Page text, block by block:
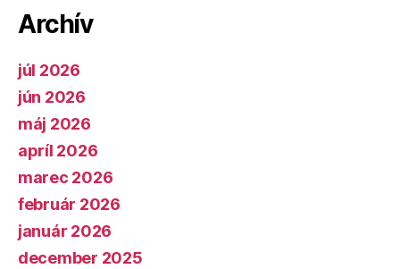
Archív
júl 2026
jún 2026
máj 2026
apríl 2026
marec 2026
február 2026
január 2026
december 2025